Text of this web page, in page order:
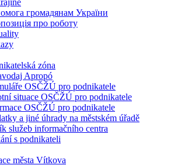
громадянам України
про роботу
zóna
Apropó
OSČŽÚ pro podnikatele
situace OSČŽÚ pro podnikatele
OSČŽÚ pro podnikatele
a jiné úhrady na městském úřadě
služeb informačního centra
s podnikateli
města Vítkova